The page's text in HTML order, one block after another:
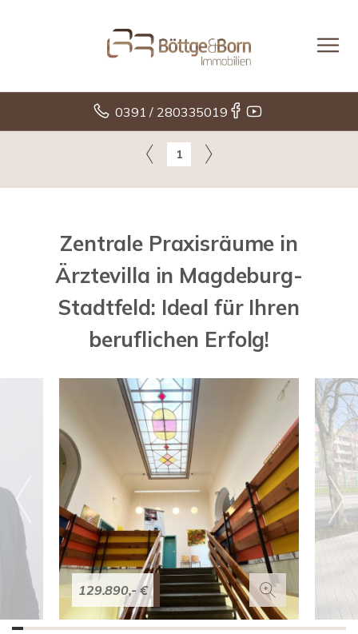
0391 / 280335019
1
Zentrale Praxisräume in
Ärztevilla in Magdeburg-
Stadtfeld: Ideal für Ihren
beruflichen Erfolg!
129.890,- €